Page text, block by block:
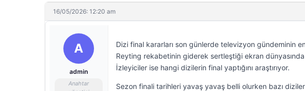
16/05/2026: 12:20 am
A
admin
Anahtar
Dizi final kararları son günlerde televizyon gündeminin
Reyting rekabetinin giderek sertleştiği ekran dünyasında
İzleyiciler ise hangi dizilerin final yaptığını araştırıyor.
Sezon finali tarihleri yavaş yavaş belli olurken bazı